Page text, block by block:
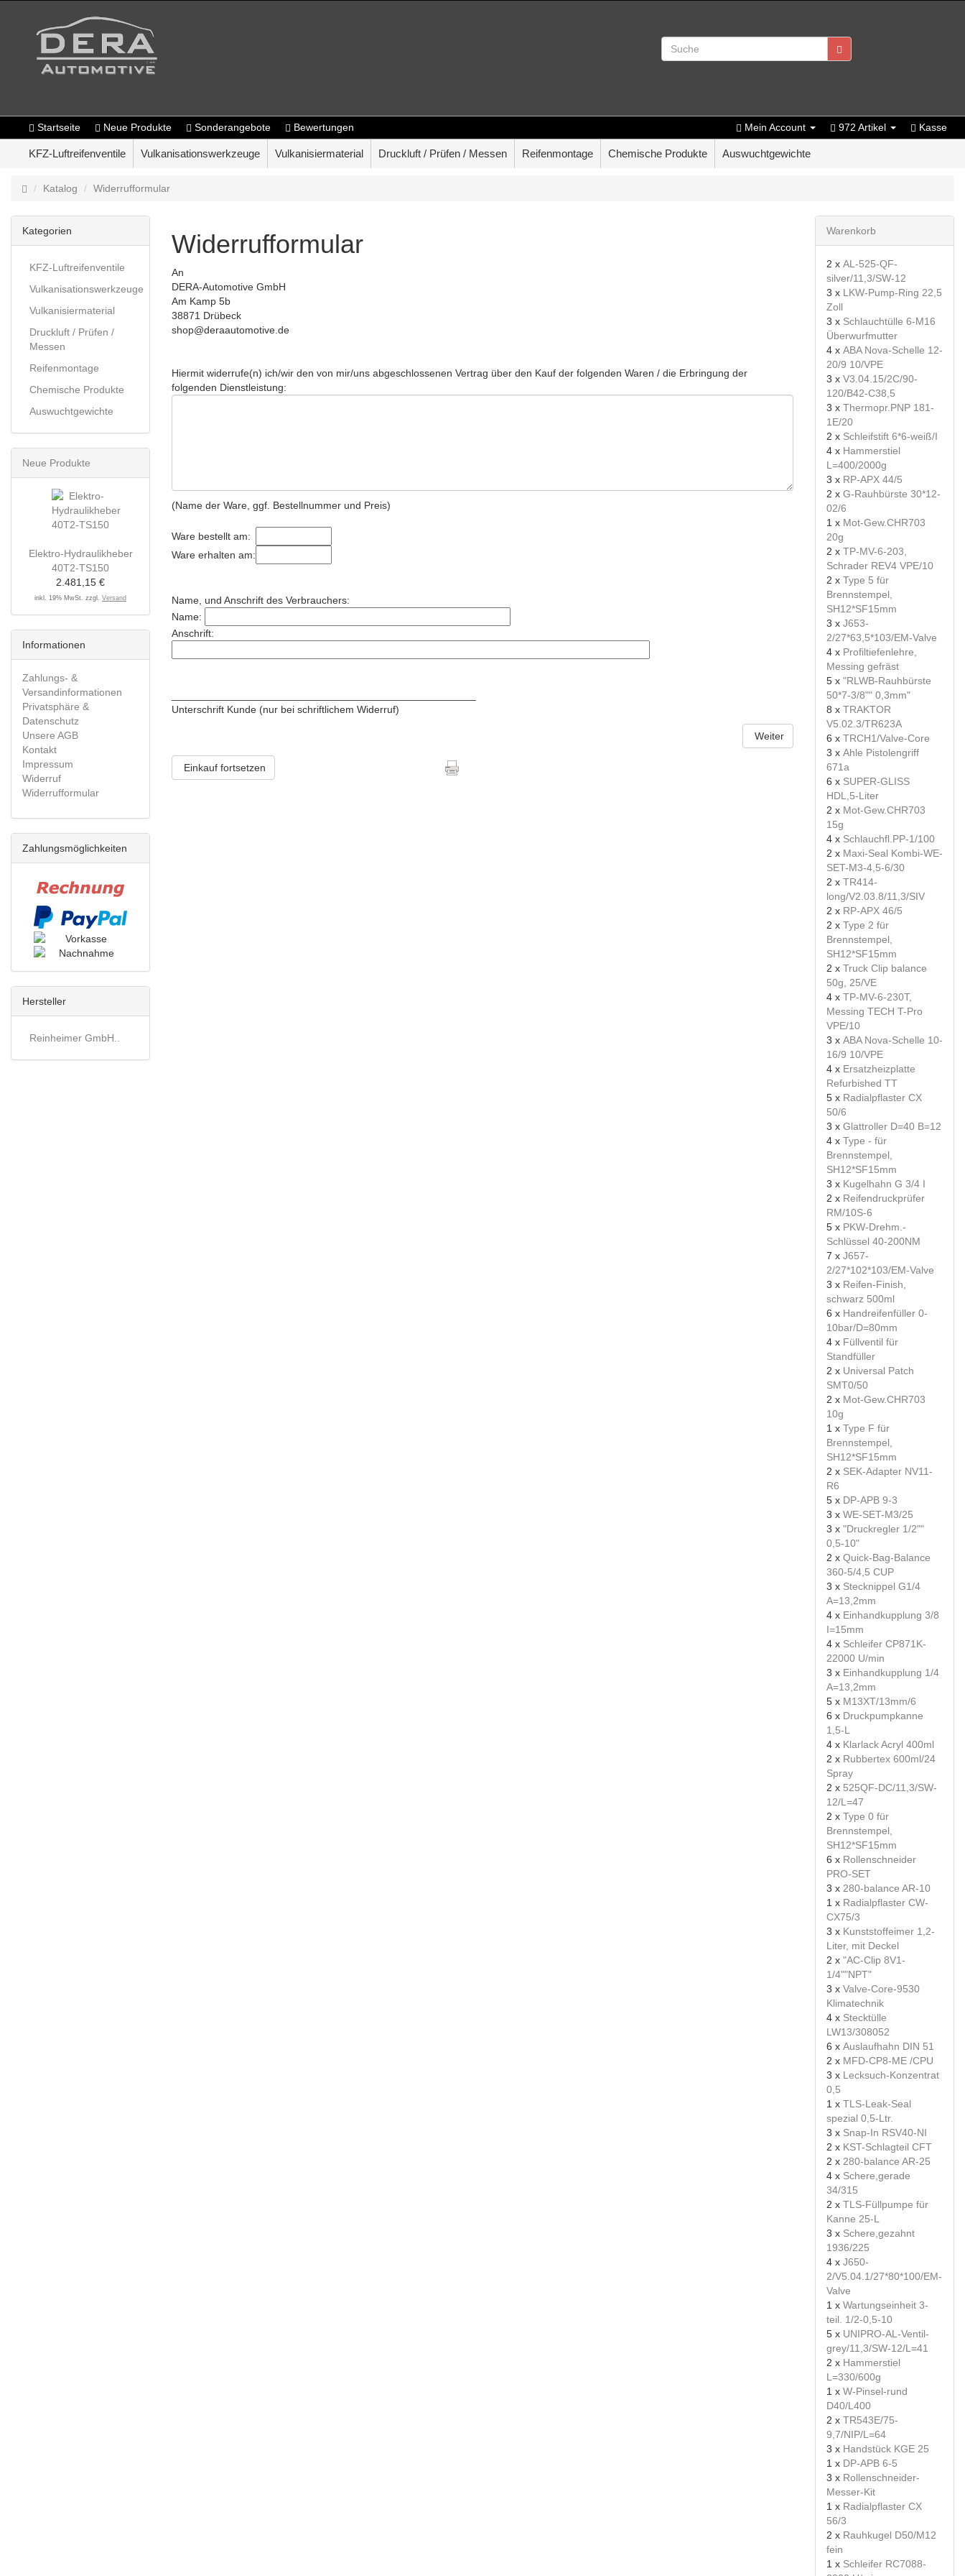
Startseite Neue Produkte Sonderangebote Bewertungen Mein Account 972 Artikel Kasse
KFZ-Luftreifenventile Vulkanisationswerkzeuge Vulkanisiermaterial Druckluft / Prüfen / Messen Reifenmontage Chemische Produkte Auswuchtgewichte
Katalog Widerrufformular
Widerrufformular
An
DERA-Automotive GmbH
Am Kamp 5b
38871 Drübeck
shop@deraautomotive.de
Hiermit widerrufe(n) ich/wir den von mir/uns abgeschlossenen Vertrag über den Kauf der folgenden Waren / die Erbringung der
folgenden Dienstleistung:
(Name der Ware, ggf. Bestellnummer und Preis)
Ware bestellt am:
Ware erhalten am:
Name, und Anschrift des Verbrauchers:
Name:
Anschrift:
Unterschrift Kunde (nur bei schriftlichem Widerruf)
Weiter
Einkauf fortsetzen
Kategorien
KFZ-Luftreifenventile
Vulkanisationswerkzeuge
Vulkanisiermaterial
Druckluft / Prüfen /
Messen
Reifenmontage
Chemische Produkte
Auswuchtgewichte
Neue Produkte
Elektro-Hydraulikheber
40T2-TS150
2.481,15 €
inkl. 19% MwSt. zzgl. Versand
Informationen
Zahlungs- &
Versandinformationen
Privatsphäre &
Datenschutz
Unsere AGB
Kontakt
Impressum
Widerruf
Widerrufformular
Zahlungsmöglichkeiten
Hersteller
Reinheimer GmbH..
Warenkorb
2 x AL-525-QF-
silver/11,3/SW-12
3 x LKW-Pump-Ring 22,5
Zoll
3 x Schlauchtülle 6-M16
Überwurfmutter
4 x ABA Nova-Schelle 12-
20/9 10/VPE
3 x V3.04.15/2C/90-
120/B42-C38,5
3 x Thermopr.PNP 181-
1E/20
2 x Schleifstift 6*6-weiß/I
4 x Hammerstiel
L=400/2000g
3 x RP-APX 44/5
2 x G-Rauhbürste 30*12-
02/6
1 x Mot-Gew.CHR703
20g
2 x TP-MV-6-203,
Schrader REV4 VPE/10
2 x Type 5 für
Brennstempel,
SH12*SF15mm
3 x J653-
2/27*63,5*103/EM-Valve
4 x Profiltiefenlehre,
Messing gefräst
5 x "RLWB-Rauhbürste
50*7-3/8"" 0,3mm"
8 x TRAKTOR
V5.02.3/TR623A
6 x TRCH1/Valve-Core
3 x Ahle Pistolengriff
671a
6 x SUPER-GLISS
HDL,5-Liter
2 x Mot-Gew.CHR703
15g
4 x Schlauchfl.PP-1/100
2 x Maxi-Seal Kombi-WE-
SET-M3-4,5-6/30
2 x TR414-
long/V2.03.8/11,3/SIV
2 x RP-APX 46/5
2 x Type 2 für
Brennstempel,
SH12*SF15mm
2 x Truck Clip balance
50g, 25/VE
4 x TP-MV-6-230T,
Messing TECH T-Pro
VPE/10
3 x ABA Nova-Schelle 10-
16/9 10/VPE
4 x Ersatzheizplatte
Refurbished TT
5 x Radialpflaster CX
50/6
3 x Glattroller D=40 B=12
4 x Type - für
Brennstempel,
SH12*SF15mm
3 x Kugelhahn G 3/4 I
2 x Reifendruckprüfer
RM/10S-6
5 x PKW-Drehm.-
Schlüssel 40-200NM
7 x J657-
2/27*102*103/EM-Valve
3 x Reifen-Finish,
schwarz 500ml
6 x Handreifenfüller 0-
10bar/D=80mm
4 x Füllventil für
Standfüller
2 x Universal Patch
SMT0/50
2 x Mot-Gew.CHR703
10g
1 x Type F für
Brennstempel,
SH12*SF15mm
2 x SEK-Adapter NV11-
R6
5 x DP-APB 9-3
3 x WE-SET-M3/25
3 x "Druckregler 1/2""
0,5-10"
2 x Quick-Bag-Balance
360-5/4,5 CUP
3 x Stecknippel G1/4
A=13,2mm
4 x Einhandkupplung 3/8
I=15mm
4 x Schleifer CP871K-
22000 U/min
3 x Einhandkupplung 1/4
A=13,2mm
5 x M13XT/13mm/6
6 x Druckpumpkanne
1,5-L
4 x Klarlack Acryl 400ml
2 x Rubbertex 600ml/24
Spray
2 x 525QF-DC/11,3/SW-
12/L=47
2 x Type 0 für
Brennstempel,
SH12*SF15mm
6 x Rollenschneider
PRO-SET
3 x 280-balance AR-10
1 x Radialpflaster CW-
CX75/3
3 x Kunststoffeimer 1,2-
Liter, mit Deckel
2 x "AC-Clip 8V1-
1/4""NPT"
3 x Valve-Core-9530
Klimatechnik
4 x Stecktülle
LW13/308052
6 x Auslaufhahn DIN 51
2 x MFD-CP8-ME /CPU
3 x Lecksuch-Konzentrat
0,5
1 x TLS-Leak-Seal
spezial 0,5-Ltr.
3 x Snap-In RSV40-NI
2 x KST-Schlagteil CFT
2 x 280-balance AR-25
4 x Schere,gerade
34/315
2 x TLS-Füllpumpe für
Kanne 25-L
3 x Schere,gezahnt
1936/225
4 x J650-
2/V5.04.1/27*80*100/EM-
Valve
1 x Wartungseinheit 3-
teil. 1/2-0,5-10
5 x UNIPRO-AL-Ventil-
grey/11,3/SW-12/L=41
2 x Hammerstiel
L=330/600g
1 x W-Pinsel-rund
D40/L400
2 x TR543E/75-
9,7/NIP/L=64
3 x Handstück KGE 25
1 x DP-APB 6-5
3 x Rollenschneider-
Messer-Kit
1 x Radialpflaster CX
56/3
2 x Rauhkugel D50/M12
fein
1 x Schleifer RC7088-